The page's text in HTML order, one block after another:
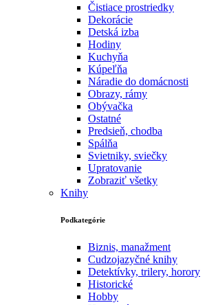
Čistiace prostriedky
Dekorácie
Detská izba
Hodiny
Kuchyňa
Kúpeľňa
Náradie do domácnosti
Obrazy, rámy
Obývačka
Ostatné
Predsieň, chodba
Spálňa
Svietniky, sviečky
Upratovanie
Zobraziť všetky
Knihy
Podkategórie
Biznis, manažment
Cudzojazyčné knihy
Detektívky, trilery, horory
Historické
Hobby